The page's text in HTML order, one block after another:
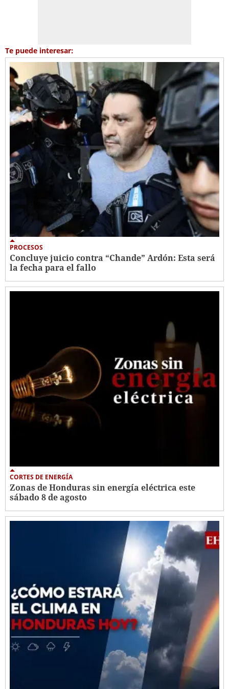
Te puede interesar:
PROCESOS
Concluye juicio contra “Chande” Ardón: Esta será
la fecha para el fallo
CORTES DE ENERGÍA
Zonas de Honduras sin energía eléctrica este
sábado 8 de agosto